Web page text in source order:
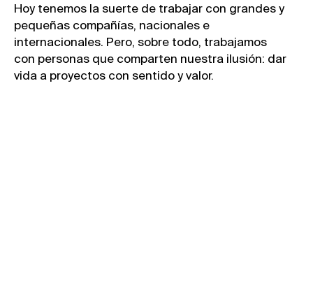
Hoy tenemos la suerte de trabajar con grandes y
pequeñas compañías, nacionales e
internacionales. Pero, sobre todo, trabajamos
con personas que comparten nuestra ilusión: dar
vida a proyectos con sentido y valor.